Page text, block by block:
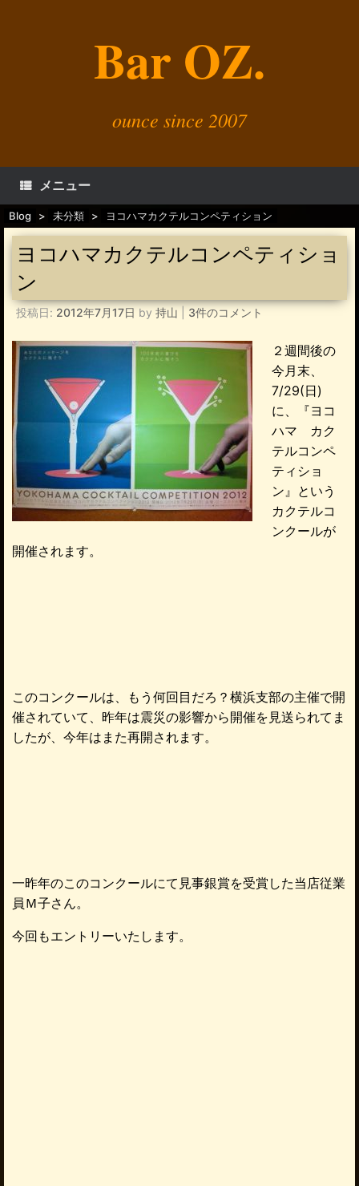
Bar OZ.
ounce since 2007
メニュー
Blog > 未分類 > ヨコハマカクテルコンペティション
ヨコハマカクテルコンペティショ
ン
投稿日: 2012年7月17日 by 持山 3件のコメント
２週間後の
今月末、
7/29(日)
に、『ヨコ
ハマ カク
テルコンペ
ティショ
ン』という
カクテルコ
ンクールが
開催されます。
このコンクールは、もう何回目だろ？横浜支部の主催で開
催されていて、昨年は震災の影響から開催を見送られてま
したが、今年はまた再開されます。
一昨年のこのコンクールにて見事銀賞を受賞した当店従業
員Ｍ子さん。
今回もエントリーいたします。